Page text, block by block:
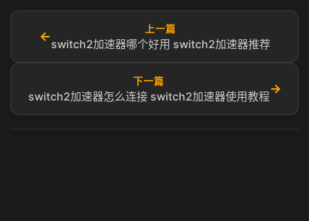
←
上一篇
switch2加速器哪个好用 switch2加速器推荐
下一篇
switch2加速器怎么连接 switch2加速器使用教程
→